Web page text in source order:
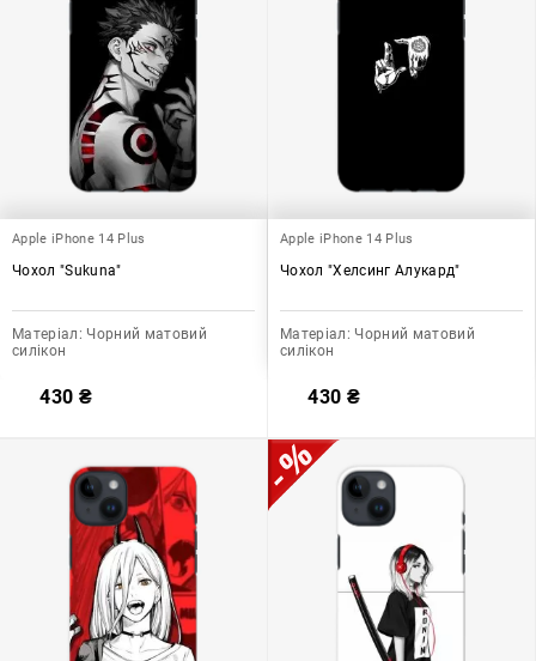
Apple iPhone 14 Plus
Чохол "Sukuna"
Матеріал: Чорний матовий
силікон
430 ₴
Apple iPhone 14 Plus
Чохол "Хелсинг Алукард"
Матеріал: Чорний матовий
силікон
430 ₴